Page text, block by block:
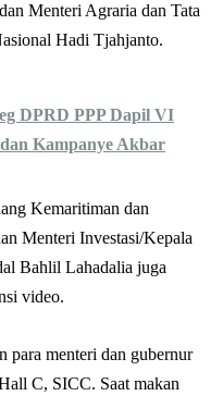
Menteri Agraria dan Tata
Hadi Tjahjanto.
DPRD PPP Dapil VI
Kampanye Akbar
Kemaritiman dan
Menteri Investasi/Kepala
Bahlil Lahadalia juga
video.
para menteri dan gubernur
C, SICC. Saat makan